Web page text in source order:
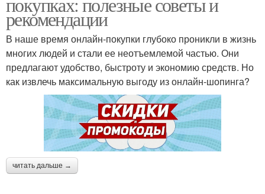
рекомендации
В наше время онлайн-покупки глубоко проникли в жизнь
многих людей и стали ее неотъемлемой частью. Они
предлагают удобство, быстроту и экономию средств. Но
как извлечь максимальную выгоду из онлайн-шопинга?
читать дальше →